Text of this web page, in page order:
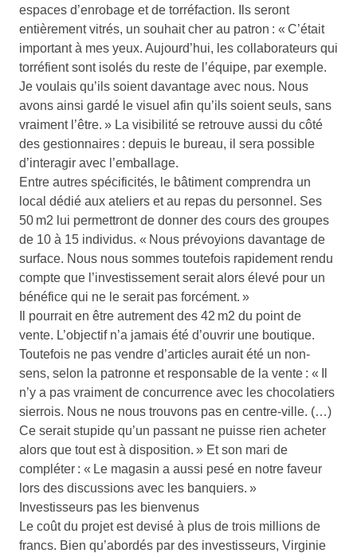
espaces d’enrobage et de torréfaction. Ils seront
entièrement vitrés, un souhait cher au patron : « C’était
important à mes yeux. Aujourd’hui, les collaborateurs qui
torréfient sont isolés du reste de l’équipe, par exemple.
Je voulais qu’ils soient davantage avec nous. Nous
avons ainsi gardé le visuel afin qu’ils soient seuls, sans
vraiment l’être. » La visibilité se retrouve aussi du côté
des gestionnaires : depuis le bureau, il sera possible
d’interagir avec l’emballage.
Entre autres spécificités, le bâtiment comprendra un
local dédié aux ateliers et au repas du personnel. Ses
50 m2 lui permettront de donner des cours des groupes
de 10 à 15 individus. « Nous prévoyions davantage de
surface. Nous nous sommes toutefois rapidement rendu
compte que l’investissement serait alors élevé pour un
bénéfice qui ne le serait pas forcément. »
Il pourrait en être autrement des 42 m2 du point de
vente. L’objectif n’a jamais été d’ouvrir une boutique.
Toutefois ne pas vendre d’articles aurait été un non-
sens, selon la patronne et responsable de la vente : « Il
n’y a pas vraiment de concurrence avec les chocolatiers
sierrois. Nous ne nous trouvons pas en centre-ville. (…)
Ce serait stupide qu’un passant ne puisse rien acheter
alors que tout est à disposition. » Et son mari de
compléter : « Le magasin a aussi pesé en notre faveur
lors des discussions avec les banquiers. »
Investisseurs pas les bienvenus
Le coût du projet est devisé à plus de trois millions de
francs. Bien qu’abordés par des investisseurs, Virginie